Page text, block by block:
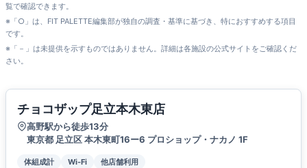
覧で確認できます。
※「○」は、FIT PALETTE編集部が独自の調査・基準に基づき、特におすすめする項目
です。
※「－」は未提供を示すものではありません。詳細は各施設の公式サイトをご確認くだ
さい。
チョコザップ足立本木東店
高野駅から徒歩13分
東京都 足立区 本木東町16ー6 プロショップ・ナカノ 1F
体組成計 Wi-Fi 他店舗利用